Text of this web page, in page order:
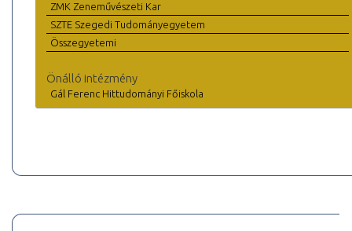
ZMK Zeneművészeti Kar
SZTE Szegedi Tudományegyetem
Összegyetemi
Önálló intézmény
Gál Ferenc Hittudományi Főiskola